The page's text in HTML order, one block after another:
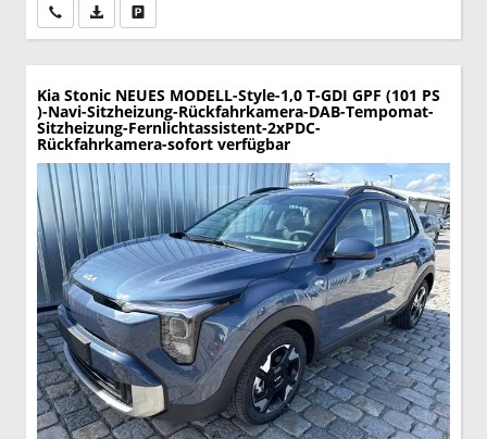
Wir rufen Sie anPDF-Datei, Fahrzeugexposé drucken
Kia Stonic NEUES MODELL-Style-1,0 T-GDI GPF (101 PS
)-Navi-Sitzheizung-Rückfahrkamera-DAB-Tempomat-
Sitzheizung-Fernlichtassistent-2xPDC-
Rückfahrkamera-sofort verfügbar